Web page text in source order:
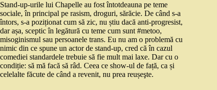
Stand-up-urile lui Chapelle au fost întotdeauna pe teme
sociale, în principal pe rasism, droguri, sărăcie. De când s-a
întors, s-a poziționat cum să zic, nu știu dacă anti-progresist,
dar așa, sceptic în legătură cu teme cum sunt #metoo,
misoginismul sau persoanele trans. Eu nu am o problemă cu
nimic din ce spune un actor de stand-up, cred că în cazul
comediei standardele trebuie să fie mult mai laxe. Dar cu o
condiție: să mă facă să râd. Ceea ce show-ul de față, ca și
celelalte făcute de când a revenit, nu prea reușeşte.